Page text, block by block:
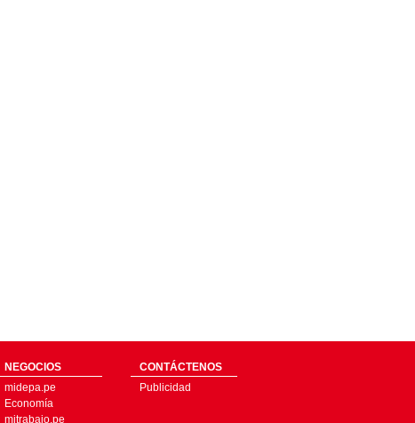
NEGOCIOS
midepa.pe
Economía
mitrabajo.pe
CONTÁCTENOS
Publicidad